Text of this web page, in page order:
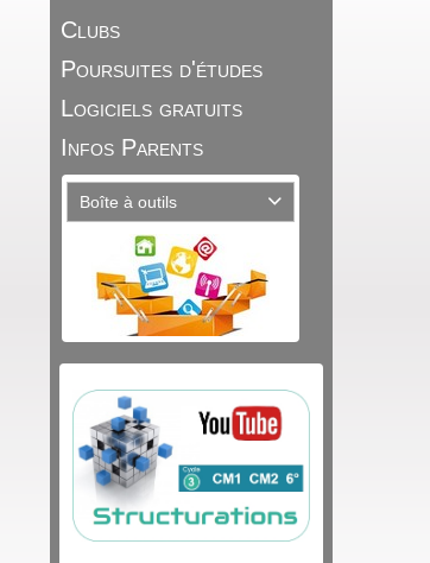
Clubs
Poursuites d'études
Logiciels gratuits
Infos Parents
Boîte à outils 